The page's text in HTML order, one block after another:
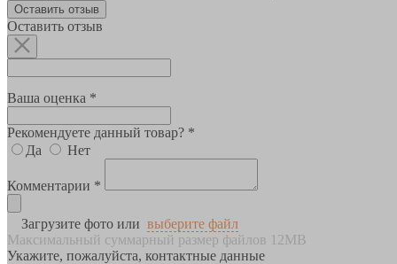
Оставить отзыв
Оставить отзыв
Ваша оценка *
Рекомендуете данный товар? *
Да
Нет
Комментарии *
Загрузите фото или выберите файл
Максимальный суммарный размер файлов 12MB
Укажите, пожалуйста, контактные данные